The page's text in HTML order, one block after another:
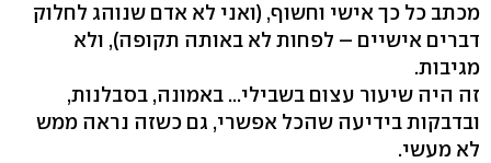
מכתב כל כך אישי וחשוף, (ואני לא אדם שנוהג לחלוק
דברים אישיים – לפחות לא באותה תקופה), ולא
מגיבות.
זה היה שיעור עצום בשבילי... באמונה, בסבלנות,
ובדבקות בידיעה שהכל אפשרי, גם כשזה נראה ממש
לא מעשי.